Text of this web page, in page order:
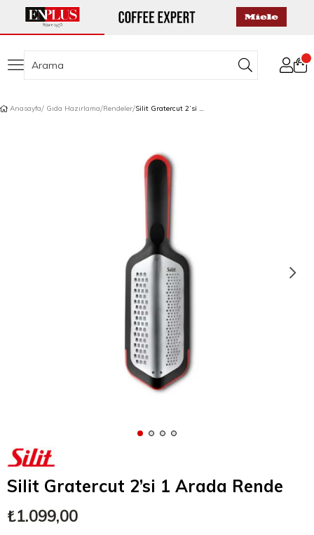
Anasayfa Gıda Hazırlama Rendeler Silit Gratercut 2’si 1 Arada Rende
Silit Gratercut 2’si 1 Arada Rende
₺1.099,00